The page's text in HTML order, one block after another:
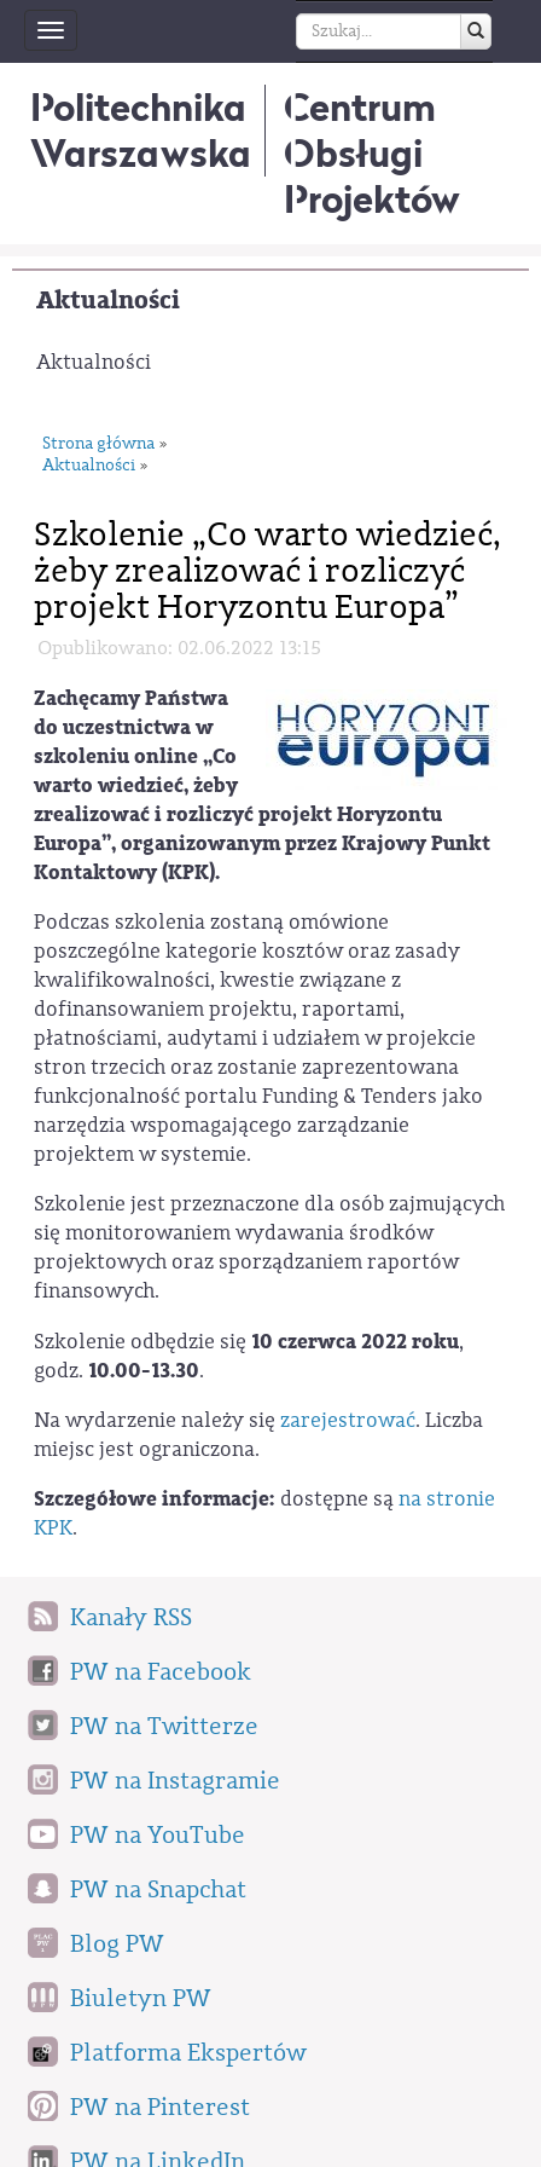
Toggle
navigation
Politechnika
Warszawska
Centrum
Obsługi
Projektów
Aktualności
Aktualności
Strona główna »
Aktualności »
Szkolenie „Co warto wiedzieć,
żeby zrealizować i rozliczyć
projekt Horyzontu Europa”
Opublikowano: 02.06.2022 13:15
Zachęcamy Państwa
do uczestnictwa w
szkoleniu online „Co
warto wiedzieć, żeby
zrealizować i rozliczyć projekt Horyzontu
Europa”, organizowanym przez Krajowy Punkt
Kontaktowy (KPK).
Podczas szkolenia zostaną omówione
poszczególne kategorie kosztów oraz zasady
kwalifikowalności, kwestie związane z
dofinansowaniem projektu, raportami,
płatnościami, audytami i udziałem w projekcie
stron trzecich oraz zostanie zaprezentowana
funkcjonalność portalu Funding & Tenders jako
narzędzia wspomagającego zarządzanie
projektem w systemie.
Szkolenie jest przeznaczone dla osób zajmujących
się monitorowaniem wydawania środków
projektowych oraz sporządzaniem raportów
finansowych.
Szkolenie odbędzie się 10 czerwca 2022 roku,
godz. 10.00-13.30.
Na wydarzenie należy się zarejestrować. Liczba
miejsc jest ograniczona.
Szczegółowe informacje: dostępne sąna stronie
KPK.
Kanały RSS
PW na Facebook
PW na Twitterze
PW na Instagramie
PW na YouTube
PW na Snapchat
Blog PW
Biuletyn PW
Platforma Ekspertów
PW na Pinterest